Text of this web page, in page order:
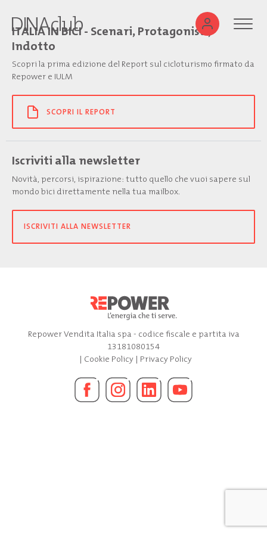
ITALIA IN BICI - Scenari, Protagonisti,
Indotto
Scopri la prima edizione del Report sul cicloturismo firmato da
Repower e IULM
SCOPRI IL REPORT
Iscriviti alla newsletter
Novità, percorsi, ispirazione: tutto quello che vuoi sapere sul
mondo bici direttamente nella tua mailbox.
ISCRIVITI ALLA NEWSLETTER
Repower Vendita Italia spa - codice fiscale e partita iva
13181080154
| Cookie Policy| Privacy Policy